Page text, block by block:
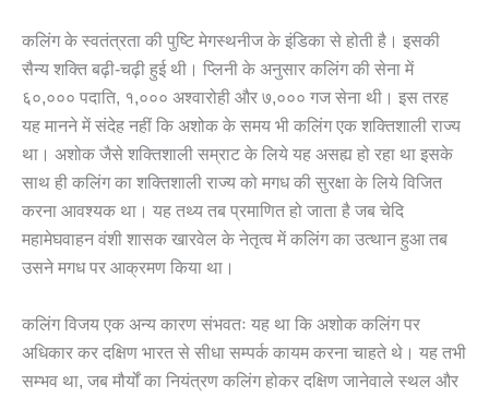
कलिंग के स्वतंत्रता की पुष्टि मेगस्थनीज के इंडिका से होती है। इसकी
सैन्य शक्ति बढ़ी-चढ़ी हुई थी। प्लिनी के अनुसार कलिंग की सेना में
६०,००० पदाति, १,००० अश्वारोही और ७,००० गज सेना थी। इस तरह
यह मानने में संदेह नहीं कि अशोक के समय भी कलिंग एक शक्तिशाली राज्य
था। अशोक जैसे शक्तिशाली सम्राट के लिये यह असह्य हो रहा था इसके
साथ ही कलिंग का शक्तिशाली राज्य को मगध की सुरक्षा के लिये विजित
करना आवश्यक था। यह तथ्य तब प्रमाणित हो जाता है जब चेदि
महामेघवाहन वंशी शासक खारवेल के नेतृत्व में कलिंग का उत्थान हुआ तब
उसने मगध पर आक्रमण किया था।
कलिंग विजय एक अन्य कारण संभवतः यह था कि अशोक कलिंग पर
अधिकार कर दक्षिण भारत से सीधा सम्पर्क कायम करना चाहते थे। यह तभी
सम्भव था, जब मौर्यों का नियंत्रण कलिंग होकर दक्षिण जानेवाले स्थल और